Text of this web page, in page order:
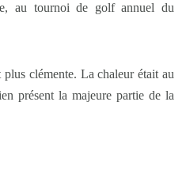
au tournoi de golf annuel du
clémente. La chaleur était au
présent la majeure partie de la